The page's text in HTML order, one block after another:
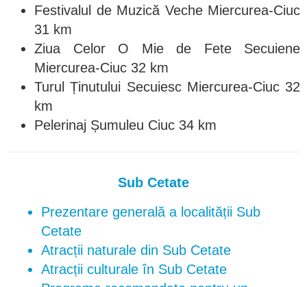
Festivalul de Muzică Veche Miercurea-Ciuc
31 km
Ziua Celor O Mie de Fete Secuiene
Miercurea-Ciuc 32 km
Turul Ținutului Secuiesc Miercurea-Ciuc 32
km
Pelerinaj Șumuleu Ciuc 34 km
Sub Cetate
Prezentare generală a localității Sub
Cetate
Atracții naturale din Sub Cetate
Atracții culturale în Sub Cetate